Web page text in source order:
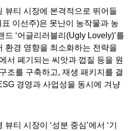
뷰티 시장에 본격적으로 뛰어들
이선주)은 못난이 농작물과 농
드 ‘어글리러블리(Ugly Lovely)’를
환경 영향을 최소화하는 전략을
서 폐기되는 씨앗과 껍질 등을 원
조를 구축하고, 재생 패키지를 결
경영과 사업성을 동시에 겨냥
티 시장이 ‘성분 중심’에서 ‘기